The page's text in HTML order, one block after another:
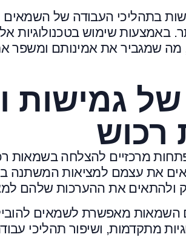
בתהליכי העבודה של
באמצעות שימוש בטכנולוגיות
מה שמגביר את אמינותם
גמישות
רכוש
מרכזיים להצלחה בשמאות
את עצמם למציאות
ולהתאים את ההערכות שלהם
השמאות מאפשרת לשמאים
מתקדמות, ושיפור תהליכי